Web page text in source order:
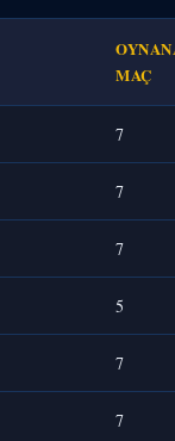
MAÇ
7
7
7
5
7
7